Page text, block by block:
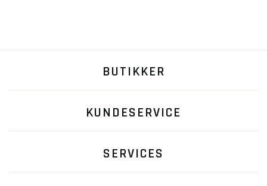
BUTIKKER
KUNDESERVICE
SERVICES